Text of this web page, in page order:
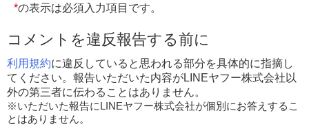
*の表示は必須入力項目です。
コメントを違反報告する前に
利用規約に違反していると思われる部分を具体的に指摘し
てください。報告いただいた内容がLINEヤフー株式会社以
外の第三者に伝わることはありません。
※いただいた報告にLINEヤフー株式会社が個別にお答えするこ
とはありません。